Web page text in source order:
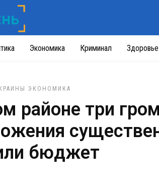
Экономика Криминал Здоровье
ЭКОНОМИКА
районе три
бюджет